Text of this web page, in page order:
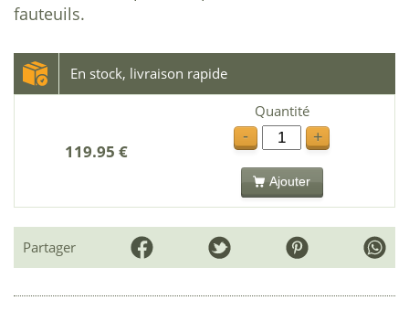
fauteuils.
En stock, livraison rapide
119.95 €
Quantité
-
+
Ajouter
Partager